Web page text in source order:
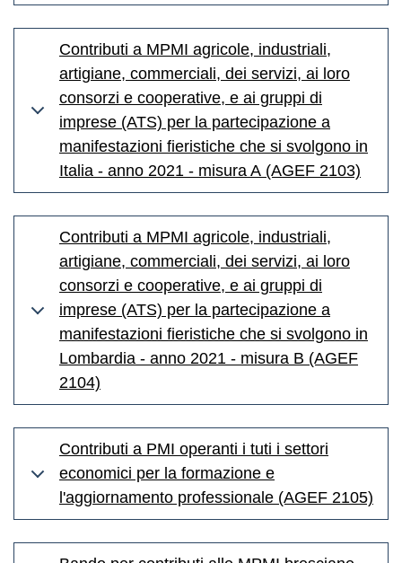
Contributi a MPMI agricole, industriali,
artigiane, commerciali, dei servizi, ai loro
consorzi e cooperative, e ai gruppi di
imprese (ATS) per la partecipazione a
manifestazioni fieristiche che si svolgono in
Italia - anno 2021 - misura A (AGEF 2103)
Contributi a MPMI agricole, industriali,
artigiane, commerciali, dei servizi, ai loro
consorzi e cooperative, e ai gruppi di
imprese (ATS) per la partecipazione a
manifestazioni fieristiche che si svolgono in
Lombardia - anno 2021 - misura B (AGEF
2104)
Contributi a PMI operanti i tuti i settori
economici per la formazione e
l'aggiornamento professionale (AGEF 2105)